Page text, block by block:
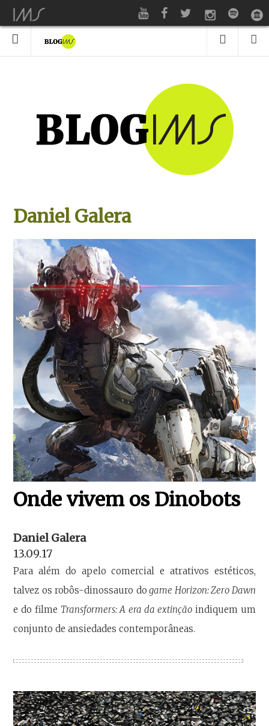
Daniel Galera
Onde vivem os Dinobots
Daniel Galera
13.09.17
Para além do apelo comercial e atrativos estéticos,
talvez os robôs-dinossauro do game Horizon: Zero Dawn
e do filme Transformers: A era da extinçãoindiquem um
conjunto de ansiedades contemporâneas.